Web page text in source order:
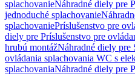
splachovanieNáhradné diely pre
jednoduché splachovanie
splachovaniePríslušenstvo pre
diely pre Príslušenstvo pre
hrubú montážNáhradné diely pre
ovládania splachovania WC s
splachovaniaNáhradné diely pre